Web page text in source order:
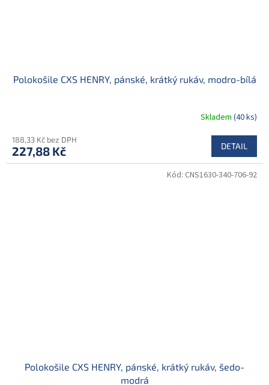
Polokošile CXS HENRY, pánské, krátký rukáv, modro-bílá
Skladem (40 ks)
188,33 Kč bez DPH
227,88 Kč DETAIL
Polokošile CXS HENRY, pánské, krátký rukáv, šedo-
modrá
Kód: CNS1630-340-706-92